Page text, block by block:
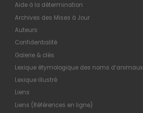
Aide à la détermination
Archives des Mises à Jour
Auteurs
Confidentialité
Galerie & clés
Lexique étymologique des noms d’animaux
Lexique illustré
Liens
Liens (Références en ligne)